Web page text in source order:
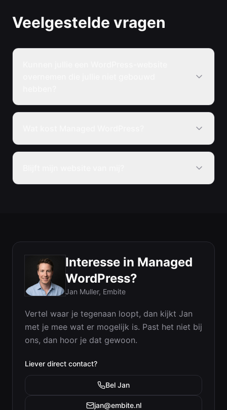
Veelgestelde vragen
Interesse in Managed
WordPress?
Jan Muller, Embite
Vertel waar je tegenaan loopt, dan kijkt Jan
met je mee wat er mogelijk is. Past het niet bij
ons, dan hoor je dat gewoon.
Liever direct contact?
Bel Jan
jan@embite.nl